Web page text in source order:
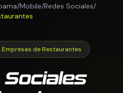
/Mobile/Redes Sociales/
Empresas de Restaurantes